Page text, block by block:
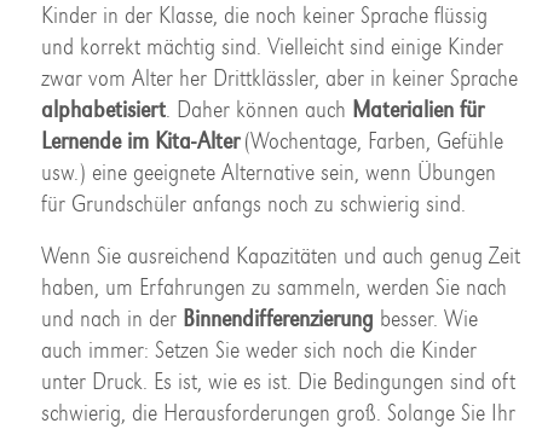
Kinder in der Klasse, die noch keiner Sprache flüssig
und korrekt mächtig sind. Vielleicht sind einige Kinder
zwar vom Alter her Drittklässler, aber in keiner Sprache
alphabetisiert. Daher können auch Materialien für
Lernende im Kita-Alter(Wochentage, Farben, Gefühle
usw.) eine geeignete Alternative sein, wenn Übungen
für Grundschüler anfangs noch zu schwierig sind.
Wenn Sie ausreichend Kapazitäten und auch genug Zeit
haben, um Erfahrungen zu sammeln, werden Sie nach
und nach in der Binnendifferenzierung besser. Wie
auch immer: Setzen Sie weder sich noch die Kinder
unter Druck. Es ist, wie es ist. Die Bedingungen sind oft
schwierig, die Herausforderungen groß. Solange Sie Ihr